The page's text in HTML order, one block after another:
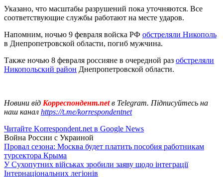
Указано, что масштабы разрушений пока уточняются. Все
соответствующие службы работают на месте ударов.
Напомним, ночью 9 февраля войска РФ обстреляли Никополь
в Днепропетровской области, погиб мужчина.
Также ночью 8 февраля россияне в очередной раз обстреляли
Никопольский район Днепропетровской области.
Новини від Корреспондент.netв Telegram. Підписуйтесь на
наш канал https://t.me/korrespondentnet
Читайте Korrespondent.net в Google News
Война России с Украиной
Провал сезона: Москва будет платить пособия работникам
турсектора Крыма
У Сухопутних військах зробили заяву щодо інтеграції
Інтернаціональних легіонів